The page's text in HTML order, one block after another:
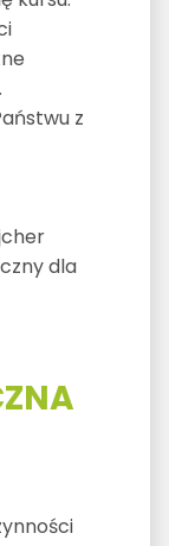
z
dla